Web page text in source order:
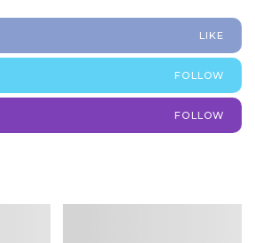
LIKE
FOLLOW
FOLLOW